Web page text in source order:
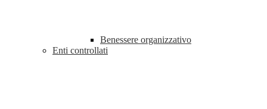
Benessere organizzativo
Enti controllati